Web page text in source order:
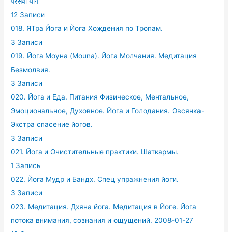
12 Записи
018. ЯТра Йога и Йога Хождения по Тропам.
3 Записи
019. Йога Моуна (Mouna). Йога Молчания. Медитация
Безмолвия.
3 Записи
020. Йога и Еда. Питания Физическое, Ментальное,
Эмоциональное, Духовное. Йога и Голодания. Овсянка-
Экстра спасение йогов.
3 Записи
021. Йога и Очистительные практики. Шаткармы.
1 Запись
022. Йога Мудр и Бандх. Спец упражнения йоги.
3 Записи
023. Медитация. Дхяна йога. Медитация в Йоге. Йога
потока внимания, сознания и ощущений. 2008-01-27